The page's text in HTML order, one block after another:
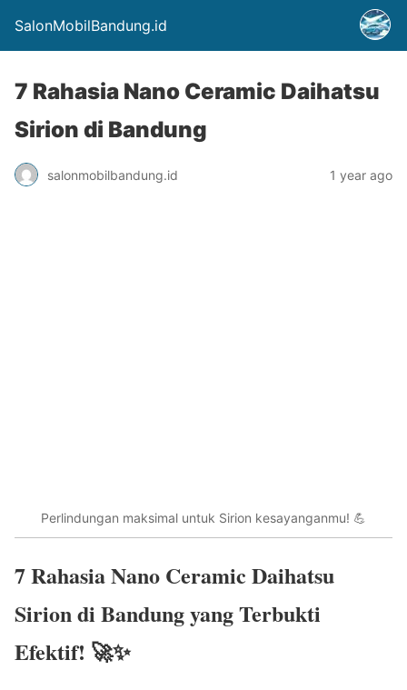
SalonMobilBandung.id
7 Rahasia Nano Ceramic Daihatsu
Sirion di Bandung
salonmobilbandung.id 1 year ago
Perlindungan maksimal untuk Sirion kesayanganmu! 💪
7 RahasiaNano Ceramic Daihatsu
Sirion di Bandungyang Terbukti
Efektif! 🚀✨